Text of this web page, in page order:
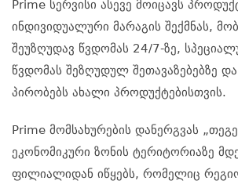
Prime სერვისი ასევე მოიცავს
ინდივიდუალური მარაგის შექმნას,
შეუზღუდავ წვდომას 24/7-ზე,
წვდომას შეზღუდულ შეთავაზებებზე
პირობებს ახალი პროდუქტებისთვის.
Prime მომსახურების დანერგვას
ეკონომიკური ზონის ტერიტორიაზე
ფილიალიდან იწყებს, რომელიც